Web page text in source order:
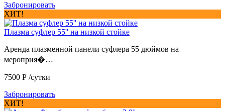
Забронировать
ХИТ!
Плазма суфлер 55'' на низкой стойке
Аренда плазменной панели суфлера 55 дюймов на
мероприя�…
7500 Р /сутки
Забронировать
ХИТ!